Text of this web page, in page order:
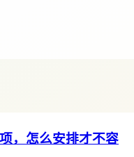
，怎么安排才不容